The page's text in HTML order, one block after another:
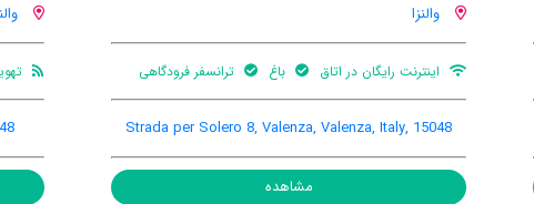
والنزا
اینترنت رایگان در اتاق باغ ترانسفر فرودگاهی
Strada per Solero 8, Valenza, Valenza, Italy, 15048
مشاهده